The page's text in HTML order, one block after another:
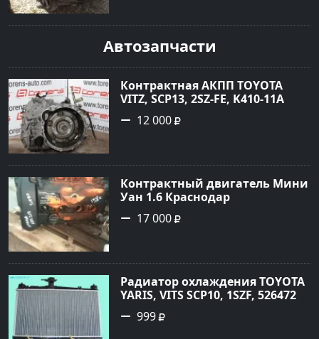
сайте Авторынок23
Автозапчасти
Контрактная АКПП TOYOTA
VITZ, SCP13, 2SZ-FE, K410-11A
Ростов
12 000
Контрактный двигатель Мини
Уан 1.6 Краснодар
17 000
Радиатор охлаждения TOYOTA
YARIS, VITS SCP10, 1SZF, 5264720
Краснодар
999